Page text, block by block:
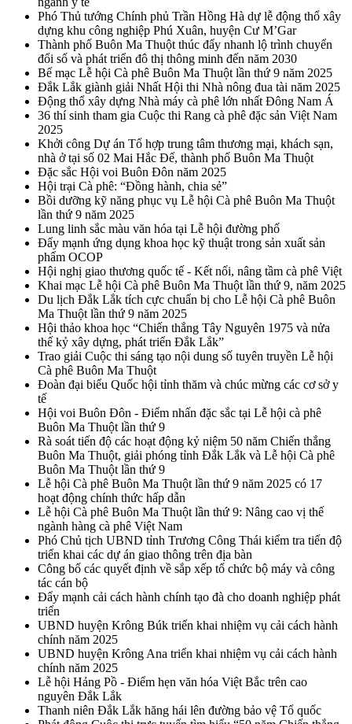
Phó Thủ tướng Chính phủ Trần Hồng Hà dự lễ động thổ xây
dựng khu công nghiệp Phú Xuân, huyện Cư M’Gar
Thành phố Buôn Ma Thuột thúc đẩy nhanh lộ trình chuyển
đổi số và phát triển đô thị thông minh đến năm 2030
Bế mạc Lễ hội Cà phê Buôn Ma Thuột lần thứ 9 năm 2025
Đắk Lắk giành giải Nhất Hội thi Nhà nông đua tài năm 2025
Động thổ xây dựng Nhà máy cà phê lớn nhất Đông Nam Á
36 thí sinh tham gia Cuộc thi Rang cà phê đặc sản Việt Nam
2025
Khởi công Dự án Tổ hợp trung tâm thương mại, khách sạn,
nhà ở tại số 02 Mai Hắc Đế, thành phố Buôn Ma Thuột
Đặc sắc Hội voi Buôn Đôn năm 2025
Hội trại Cà phê: “Đồng hành, chia sẻ”
Bồi dưỡng kỹ năng phục vụ Lễ hội Cà phê Buôn Ma Thuột
lần thứ 9 năm 2025
Lung linh sắc màu văn hóa tại Lễ hội đường phố
Đẩy mạnh ứng dụng khoa học kỹ thuật trong sản xuất sản
phẩm OCOP
Hội nghị giao thương quốc tế - Kết nối, nâng tầm cà phê Việt
Khai mạc Lễ hội Cà phê Buôn Ma Thuột lần thứ 9, năm 2025
Du lịch Đắk Lắk tích cực chuẩn bị cho Lễ hội Cà phê Buôn
Ma Thuột lần thứ 9 năm 2025
Hội thảo khoa học “Chiến thắng Tây Nguyên 1975 và nửa
thế kỷ xây dựng, phát triển Đắk Lắk”
Trao giải Cuộc thi sáng tạo nội dung số tuyên truyền Lễ hội
Cà phê Buôn Ma Thuột
Đoàn đại biểu Quốc hội tỉnh thăm và chúc mừng các cơ sở y
tế
Hội voi Buôn Đôn - Điểm nhấn đặc sắc tại Lễ hội cà phê
Buôn Ma Thuột lần thứ 9
Rà soát tiến độ các hoạt động kỷ niệm 50 năm Chiến thắng
Buôn Ma Thuột, giải phóng tỉnh Đắk Lắk và Lễ hội Cà phê
Buôn Ma Thuột lần thứ 9
Lễ hội Cà phê Buôn Ma Thuột lần thứ 9 năm 2025 có 17
hoạt động chính thức hấp dẫn
Lễ hội Cà phê Buôn Ma Thuột lần thứ 9: Nâng cao vị thế
ngành hàng cà phê Việt Nam
Phó Chủ tịch UBND tỉnh Trương Công Thái kiểm tra tiến độ
triển khai các dự án giao thông trên địa bàn
Công bố các quyết định về sắp xếp tổ chức bộ máy và công
tác cán bộ
Đẩy mạnh cải cách hành chính tạo đà cho doanh nghiệp phát
triển
UBND huyện Krông Búk triển khai nhiệm vụ cải cách hành
chính năm 2025
UBND huyện Krông Ana triển khai nhiệm vụ cải cách hành
chính năm 2025
Lễ hội Hảng Pồ - Điểm hẹn văn hóa Việt Bắc trên cao
nguyên Đắk Lắk
Thanh niên Đắk Lắk hăng hái lên đường bảo vệ Tổ quốc